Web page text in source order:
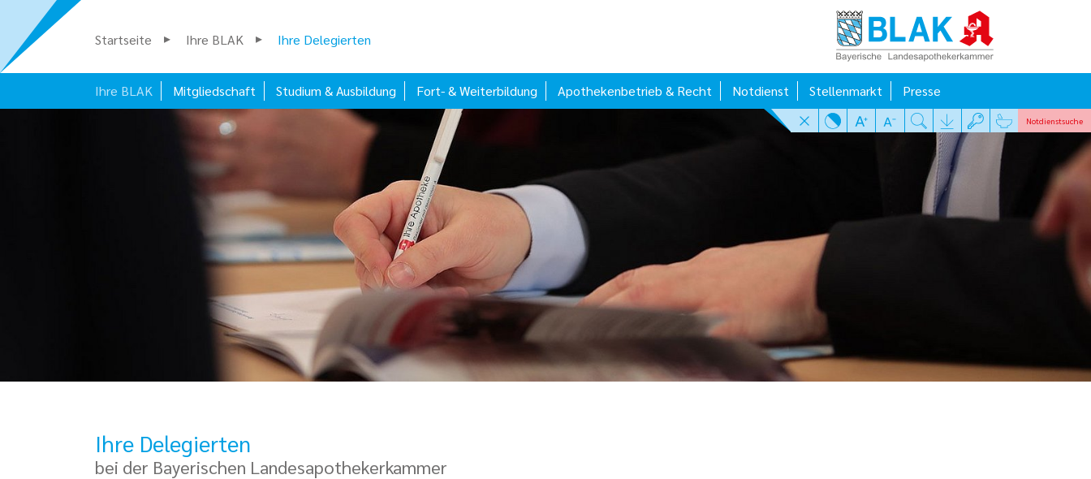
Startseite Ihre BLAK Ihre Delegierten
Notdienstsuche
Ihre BLAK Mitgliedschaft Studium & Ausbildung Fort- & Weiterbildung Apothekenbetrieb & Recht Notdienst Stellenmarkt Presse
Ihre Delegierten
bei der Bayerischen Landesapothekerkammer